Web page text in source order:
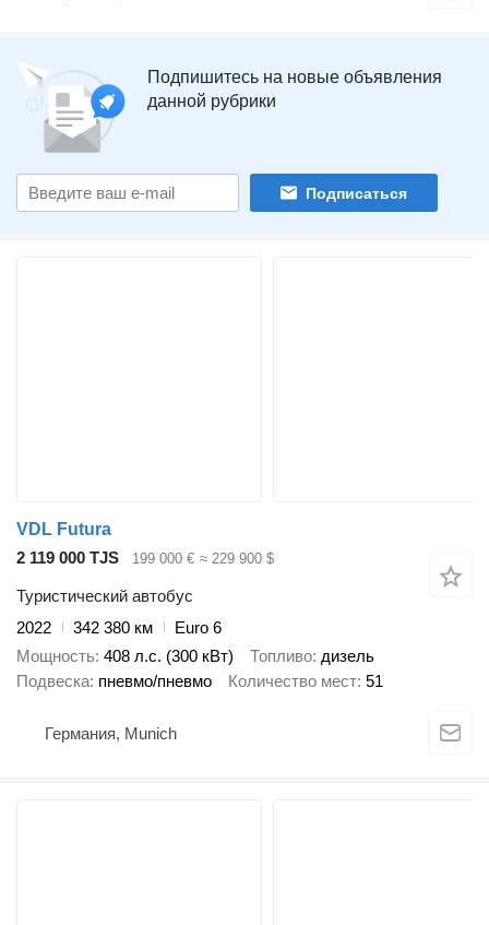
Подпишитесь на новые объявления
данной рубрики
Подписаться
VDL Futura
2 119 000 TJS
199 000 € ≈ 229 900 $
Туристический автобус
2022
342 380 км
Euro 6
Мощность 408 л.с. (300 кВт) Топливо дизель
Подвеска пневмо/пневмо Количество мест 51
Германия, Munich